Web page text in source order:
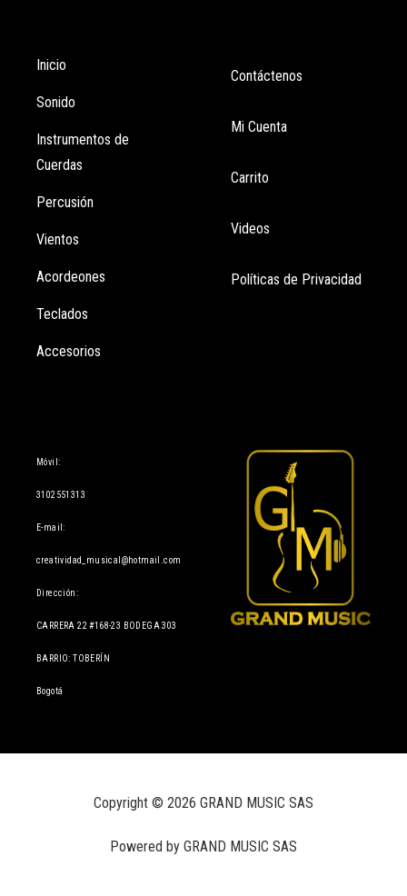
Inicio
Sonido
Instrumentos de
Cuerdas
Percusión
Vientos
Acordeones
Teclados
Accesorios
Contáctenos
Mi Cuenta
Carrito
Videos
Políticas de Privacidad
Móvil:
3102551313
E-mail:
creatividad_musical@hotmail.com
Dirección:
CARRERA 22 #168-23 BODEGA 303
BARRIO: TOBERÍN
Bogotá
Copyright © 2026 GRAND MUSIC SAS
Powered by GRAND MUSIC SAS